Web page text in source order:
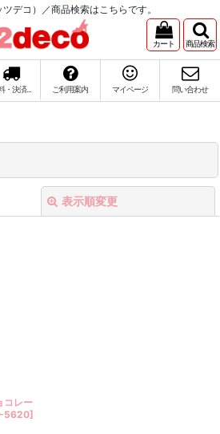
デコ）／商品検索はこちらです。
カート 商品検索
・決済... ご利用案内 マイページ 問い合わせ
表示順変更
絞り込む
コレー
5620]